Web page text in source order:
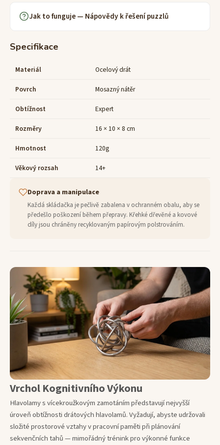
Jak to funguje — Nápovědy k řešení puzzlů
Specifikace
Materiál Ocelový drát
Povrch Mosazný nátěr
Obtížnost Expert
Rozměry 16 × 10 × 8 cm
Hmotnost 120g
Věkový rozsah 14+
Doprava a manipulace
Každá skládačka je pečlivě zabalena v ochranném obalu, aby se
předešlo poškození během přepravy. Křehké dřevěné a kovové
díly jsou chráněny recyklovaným papírovým polstrováním.
Vrchol Kognitivního Výkonu
Hlavolamy s vícekroužkovým zamotáním představují nejvyšší
úroveň obtížnosti drátových hlavolamů. Vyžadují, abyste udržovali
složité prostorové vztahy v pracovní paměti při plánování
sekvenčních tahů — mimořádný trénink pro výkonné funkce